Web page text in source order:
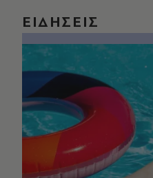
ΕΙΔΗΣΕΙΣ